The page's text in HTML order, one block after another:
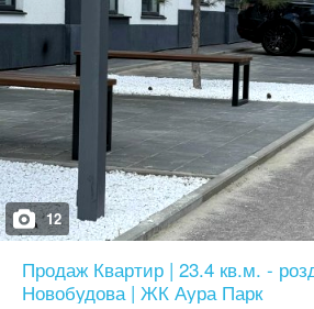
12
Продаж Квартир | 23.4 кв.м. -
Новобудова | ЖК Аура Парк